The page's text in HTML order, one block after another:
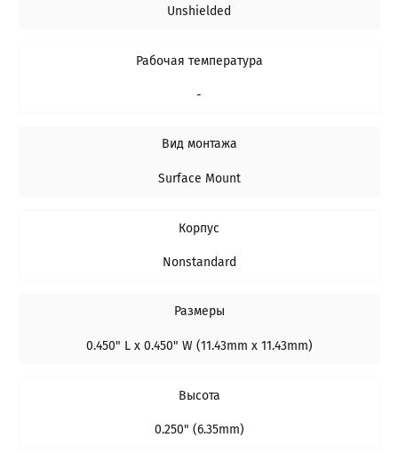
Unshielded
Рабочая температура
-
Вид монтажа
Surface Mount
Корпус
Nonstandard
Размеры
0.450" L x 0.450" W (11.43mm x 11.43mm)
Высота
0.250" (6.35mm)